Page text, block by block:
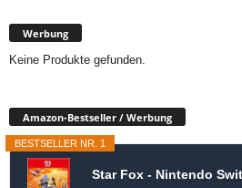
Werbung
Keine Produkte gefunden.
Amazon-Bestseller / Werbung
BESTSELLER NR. 1
Star Fox - Nintendo